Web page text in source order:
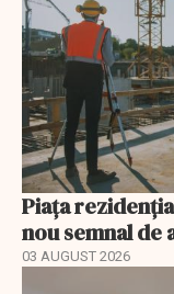
Piața
nou semnal de
03 AUGUST 2026